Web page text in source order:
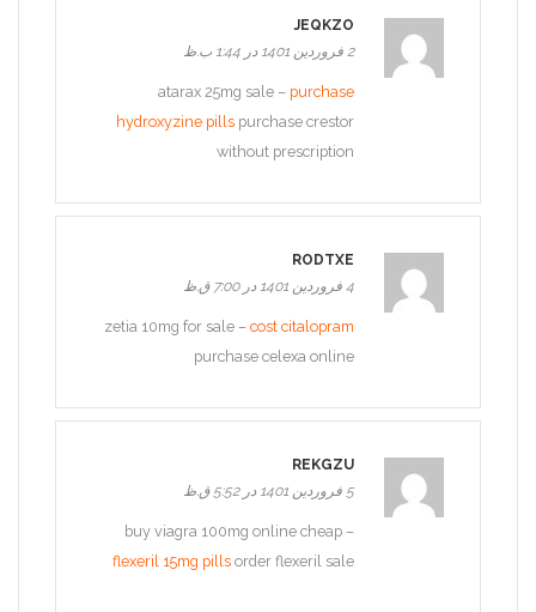
JEQKZO
2 فروردین 1401 در 1:44 ب.ظ
atarax 25mg sale – purchase
hydroxyzine pills purchase crestor
without prescription
RODTXE
4 فروردین 1401 در 7:00 ق.ظ
zetia 10mg for sale – cost citalopram
purchase celexa online
REKGZU
5 فروردین 1401 در 5:52 ق.ظ
buy viagra 100mg online cheap –
flexeril 15mg pills order flexeril sale